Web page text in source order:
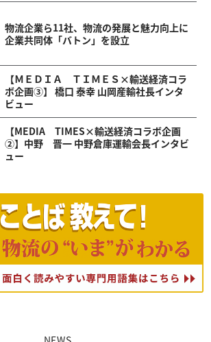
物流企業ら11社、物流の発展と魅力向上に
企業共同体「バトン」を設立
【ＭＥＤＩＡ ＴＩＭＥＳ×輸送経済コラ
ボ企画③】 橋口 泰幸 山岡産輸社長インタ
ビュー
【MEDIA TIMES×輸送経済コラボ企画
②】中野 晋一 中野倉庫運輸会長インタビ
ュー